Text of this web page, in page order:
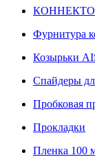
Фурнитура
Козырьки
Спайдеры
Пробковая
Прокладки
Пленка 100